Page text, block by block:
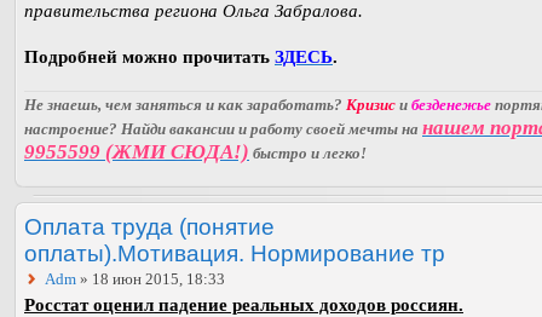
правительства региона Ольга Забралова.
Подробней можно прочитать ЗДЕСЬ.
Не знаешь, чем заняться и как заработать? Кризис и безденежье
настроение? Найди вакансии и работу своей мечты на нашем
9955599 (ЖМИ СЮДА!) быстро и легко!
Оплата труда (понятие
оплаты).Мотивация. Нормирование тр
Adm » 18 июн 2015, 18:33
Росстат оценил падение реальных доходов россиян.